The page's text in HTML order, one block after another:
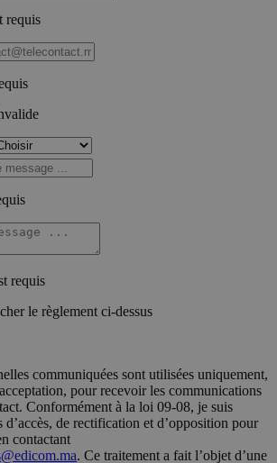
requis
requis
le règlement ci-dessus
communiquées sont utilisées uniquement,
pour recevoir les communications
Conformément à la loi 09-08, je suis
d’accès, de rectification et d’opposition pour
contactant
. Ce traitement a fait l’objet d’une